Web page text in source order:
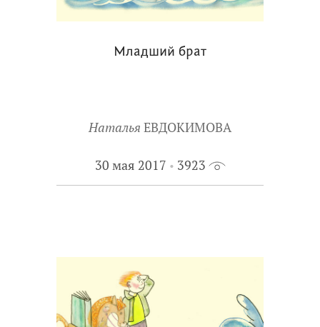
Младший брат
Наталья ЕВДОКИМОВА
30 мая 2017 3923